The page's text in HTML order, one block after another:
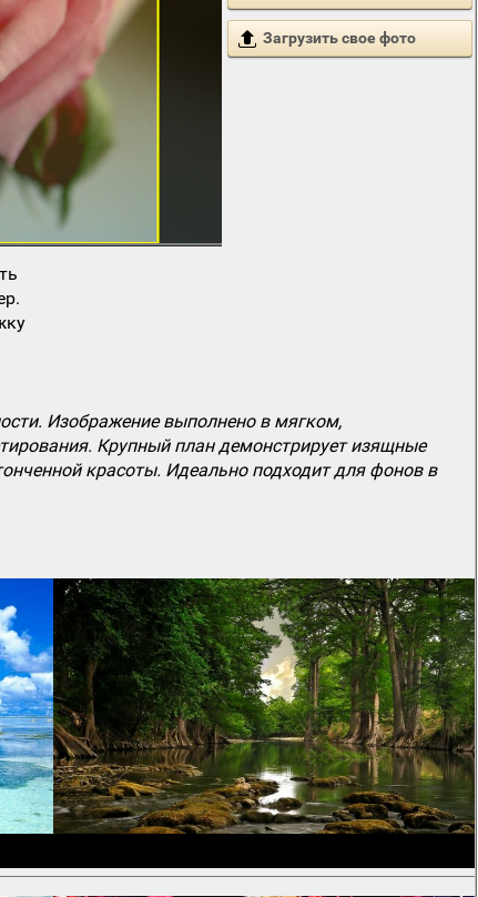
Загрузить свое фото
Изображение выполнено в мягком,
Крупный план демонстрирует изящные
красоты. Идеально подходит для фонов в